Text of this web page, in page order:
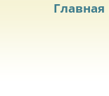
Главная